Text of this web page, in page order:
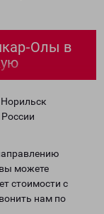
Олы в
можете
стоимости с
нам по